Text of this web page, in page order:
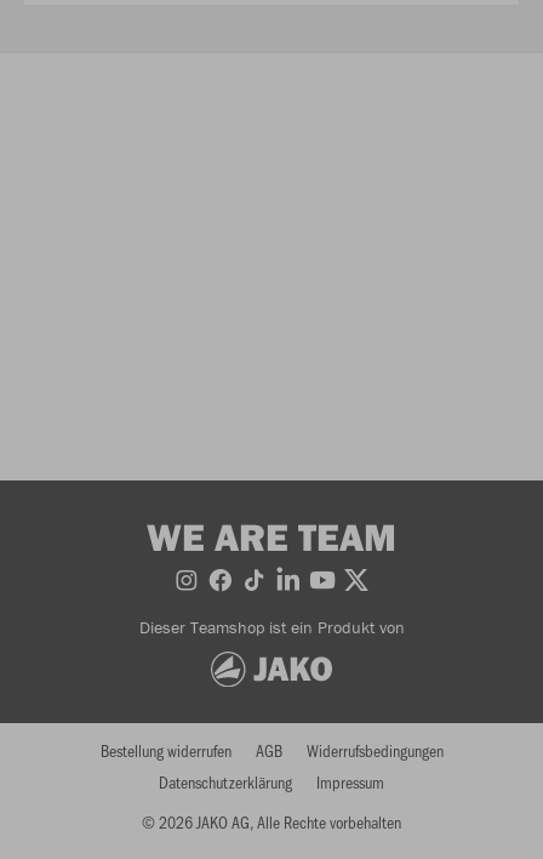
WE ARE TEAM
Dieser Teamshop ist ein Produkt von
© 2026 JAKO AG, Alle Rechte vorbehalten
Bestellung widerrufen AGB
Widerrufsbedingungen
Datenschutzerklärung
Impressum